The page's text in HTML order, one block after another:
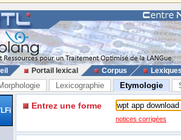
Portail lexical Corpus
Lexicographie Etymologie
Entrez une forme
notices corrigées